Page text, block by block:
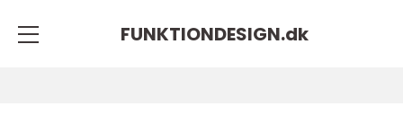
FUNKTIONDESIGN.dk